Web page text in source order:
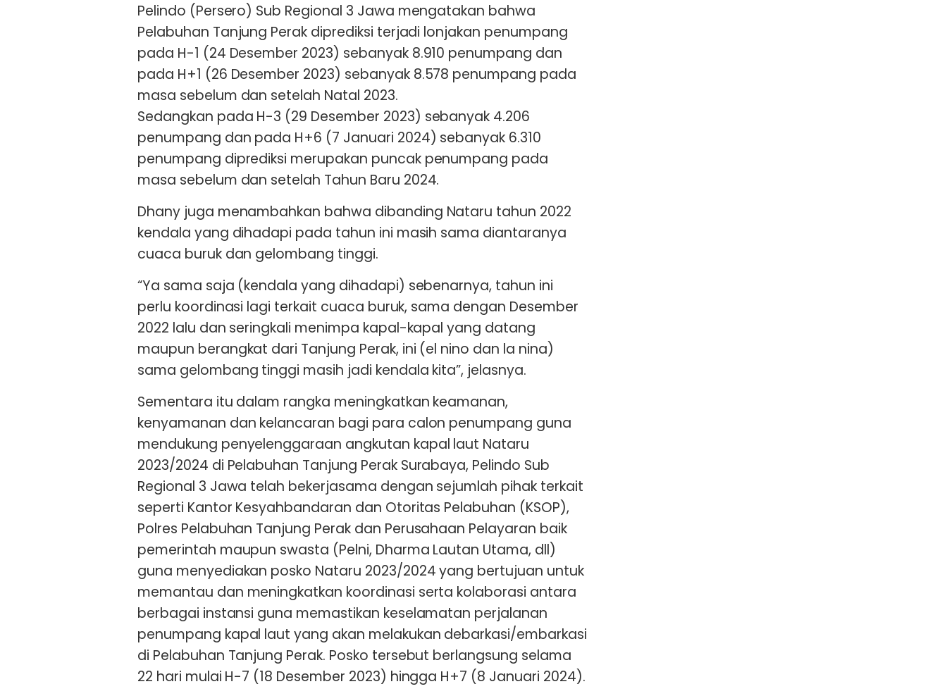
Pelindo (Persero) Sub Regional 3 Jawa mengatakan bahwa
Pelabuhan Tanjung Perak diprediksi terjadi lonjakan penumpang
pada H-1 (24 Desember 2023) sebanyak 8.910 penumpang dan
pada H+1 (26 Desember 2023) sebanyak 8.578 penumpang pada
masa sebelum dan setelah Natal 2023.
Sedangkan pada H-3 (29 Desember 2023) sebanyak 4.206
penumpang dan pada H+6 (7 Januari 2024) sebanyak 6.310
penumpang diprediksi merupakan puncak penumpang pada
masa sebelum dan setelah Tahun Baru 2024.
Dhany juga menambahkan bahwa dibanding Nataru tahun 2022
kendala yang dihadapi pada tahun ini masih sama diantaranya
cuaca buruk dan gelombang tinggi.
“Ya sama saja (kendala yang dihadapi) sebenarnya, tahun ini
perlu koordinasi lagi terkait cuaca buruk, sama dengan Desember
2022 lalu dan seringkali menimpa kapal-kapal yang datang
maupun berangkat dari Tanjung Perak, ini (el nino dan la nina)
sama gelombang tinggi masih jadi kendala kita”, jelasnya.
Sementara itu dalam rangka meningkatkan keamanan,
kenyamanan dan kelancaran bagi para calon penumpang guna
mendukung penyelenggaraan angkutan kapal laut Nataru
2023/2024 di Pelabuhan Tanjung Perak Surabaya, Pelindo Sub
Regional 3 Jawa telah bekerjasama dengan sejumlah pihak terkait
seperti Kantor Kesyahbandaran dan Otoritas Pelabuhan (KSOP),
Polres Pelabuhan Tanjung Perak dan Perusahaan Pelayaran baik
pemerintah maupun swasta (Pelni, Dharma Lautan Utama, dll)
guna menyediakan posko Nataru 2023/2024 yang bertujuan untuk
memantau dan meningkatkan koordinasi serta kolaborasi antara
berbagai instansi guna memastikan keselamatan perjalanan
penumpang kapal laut yang akan melakukan debarkasi/embarkasi
di Pelabuhan Tanjung Perak. Posko tersebut berlangsung selama
22 hari mulai H-7 (18 Desember 2023) hingga H+7 (8 Januari 2024).